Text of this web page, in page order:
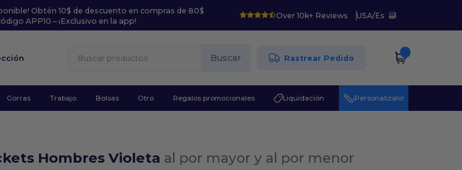
Obtén 10$ de descuento en compras de 80$
APP10 – ¡Exclusivo en la app!
Over 10k+ Reviews USA/Es
Buscar Rastrear Pedido
Gorras Trabajo Bolsas Otro Regalos promocionales Liquidación ¡Personalízalo!
Hombres Violeta al por mayor y al por menor